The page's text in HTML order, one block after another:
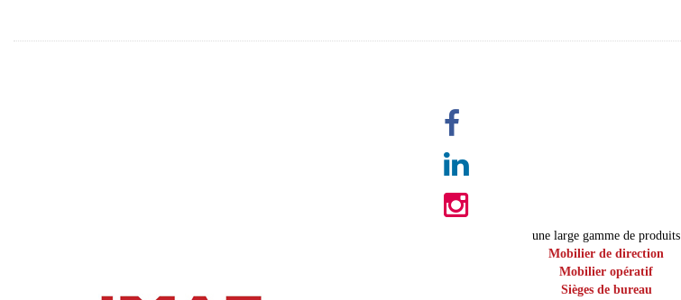
une large gamme de produits
Mobilier de direction
Mobilier opératif
Sièges de bureau